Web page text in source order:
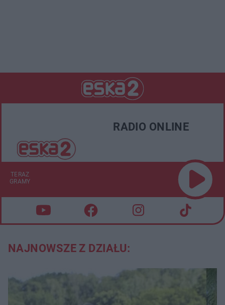
RADIO ONLINE
TERAZ
GRAMY
NAJNOWSZE Z DZIAŁU: